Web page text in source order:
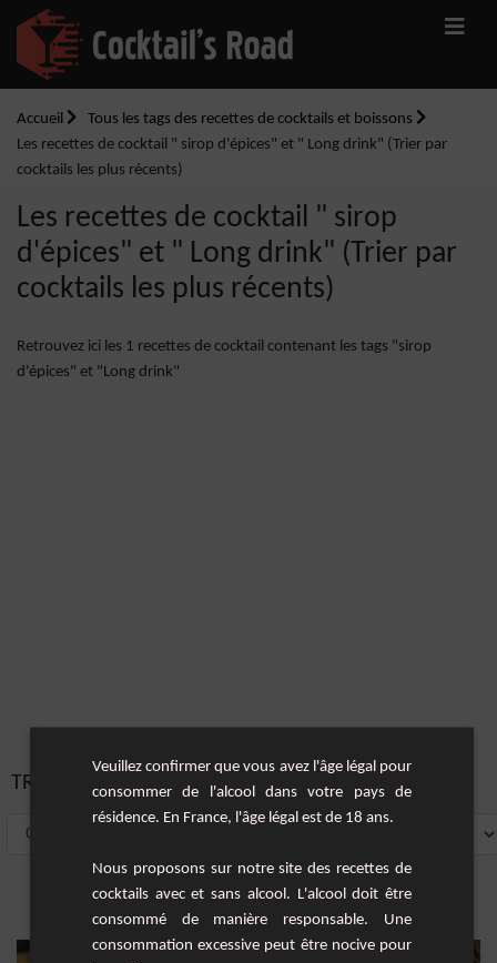
Accueil
Tous les tags des recettes de cocktails et boissons
Les recettes de cocktail " sirop d'épices" et " Long drink" (Trier par
cocktails les plus récents)
Les recettes de cocktail " sirop
d'épices" et " Long drink" (Trier par
cocktails les plus récents)
Retrouvez ici les 1 recettes de cocktail contenant les tags "sirop
d'épices" et "Long drink"
TRIER PAR:
Veuillez confirmer que vous avez l'âge légal pour
consommer de l'alcool dans votre pays de
résidence. En France, l'âge légal est de 18 ans.
Nous proposons sur notre site des recettes de
cocktails avec et sans alcool. L'alcool doit être
consommé de manière responsable. Une
consommation excessive peut être nocive pour